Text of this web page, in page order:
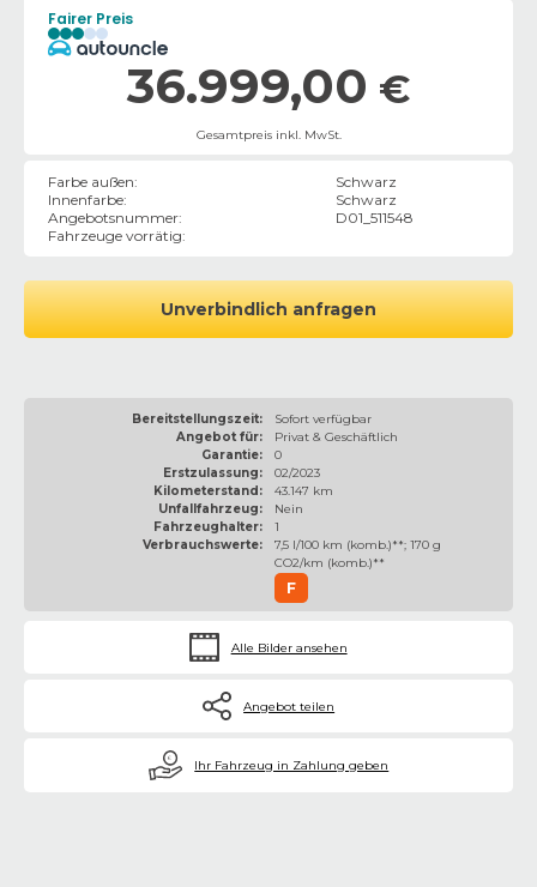
Fairer Preis
36.999,00 €
Gesamtpreis inkl. MwSt.
Farbe außen:
Schwarz
Innenfarbe:
Schwarz
Angebotsnummer:
D01_511548
Fahrzeuge vorrätig:
Unverbindlich anfragen
Bereitstellungszeit:
Sofort verfügbar
Angebot für:
Privat & Geschäftlich
Garantie:
0
Erstzulassung:
02/2023
Kilometerstand:
43.147 km
Unfallfahrzeug:
Nein
Fahrzeughalter:
1
Verbrauchswerte:
7,5 l/100 km (komb.)**; 170 g
CO2/km (komb.)**
F
Alle Bilder ansehen
Angebot teilen
€ Ihr Fahrzeug in Zahlung geben